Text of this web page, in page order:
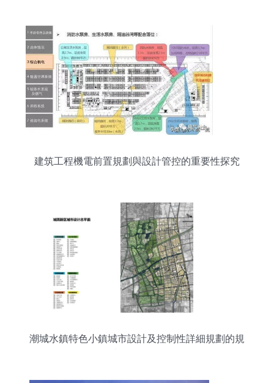
建筑工程機電前置規劃與設計管控的重要性探究
潮城水鎮特色小鎮城市設計及控制性詳細規劃的規